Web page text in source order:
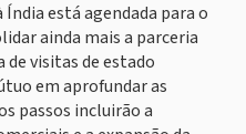
está agendada para o
ainda mais a parceria
de visitas de estado
em aprofundar as
passos incluirão a